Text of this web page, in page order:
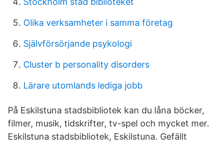
Olika verksamheter i samma företag
Självförsörjande psykologi
Cluster b personality disorders
Lärare utomlands lediga jobb
På Eskilstuna stadsbibliotek kan du låna böcker,
filmer, musik, tidskrifter, tv-spel och mycket mer.
Eskilstuna stadsbibliotek, Eskilstuna. Gefällt